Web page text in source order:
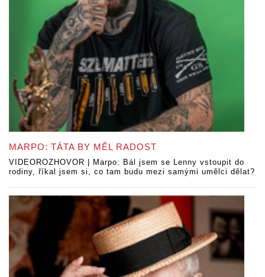
MARPO: TÁTA BY MĚL RADOST
VIDEOROZHOVOR | Marpo: Bál jsem se Lenny vstoupit do
rodiny, říkal jsem si, co tam budu mezi samými umělci dělat?